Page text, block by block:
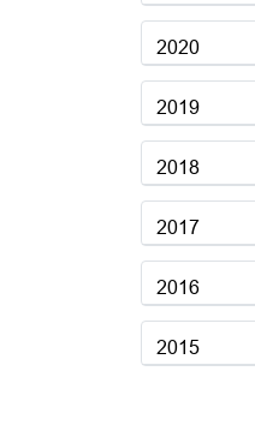
2020
2019
2018
2017
2016
2015